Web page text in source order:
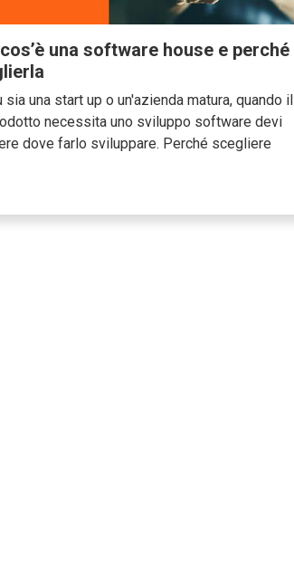
una software house e perché
sia una start up o un'azienda matura, quando il
necessita uno sviluppo software devi
dove farlo sviluppare. Perché scegliere